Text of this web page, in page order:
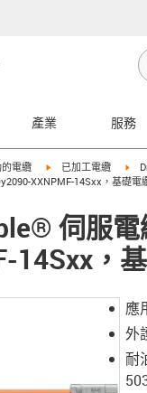
產業 服務
right
電纜 igus-icon-arrow-right
已加工電纜
XXNPMF-14Sxx，基礎電
伺服
14Sxx，
應
外
耐